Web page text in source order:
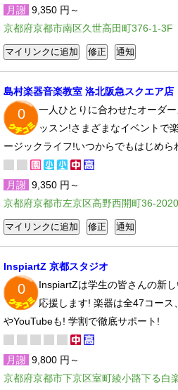
月謝 9,350 円～
京都府京都市南区久世高田町376-1-3F
島村楽器音楽教室 洛北阪急スクエア店
0
一人ひとりに合わせたオーダ
ッスン!さまざまなイベントで
ージックライフ!いつからでもはじめら
月謝 9,350 円～
京都府京都市左京区高野西開町36-2020
InspiartZ 京都スタジオ
0
InspiartZは学生の皆さんの新
応援します! 楽器は全47コース
やYouTubeも! 学割で徹底サポート!
月謝 9,800 円～
京都府京都市下京区室町綾小路下る白